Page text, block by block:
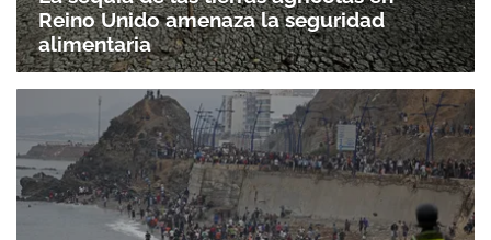
Reino Unido amenaza la seguridad
alimentaria